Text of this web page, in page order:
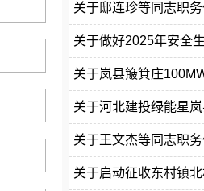
关于邸连珍等同志职
关于做好2025年安全
关于岚县簸箕庄
关于河北建投绿能星
关于王文杰等同志职
关于启动征收东村镇